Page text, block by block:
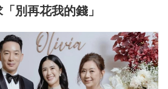
別再花我的錢」